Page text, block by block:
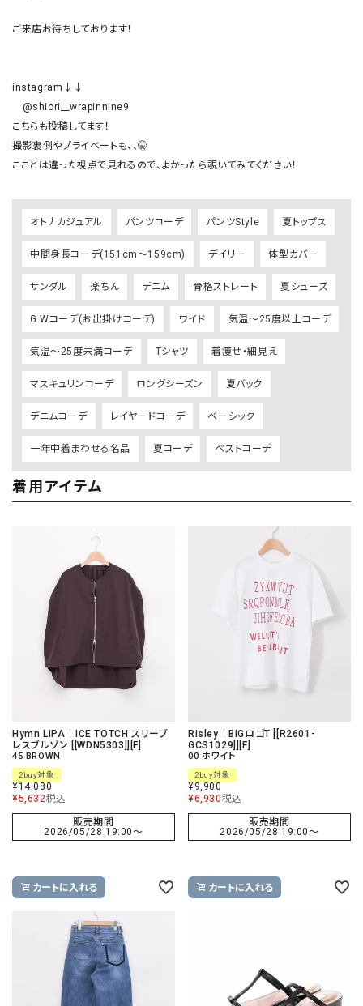
ご来店お待ちしております！
instagram↓↓
@shiori__wrapinnine9
こちらも投稿してます！
撮影裏側やプライベートも、、🤫
オトナカジュアル パンツコーデ パンツStyle 夏トップス
中間身長コーデ(151cm～159cm) デイリー 体型カバー
サンダル 楽ちん デニム 骨格ストレート 夏シューズ
G.Wコーデ(お出掛けコーデ) ワイド 気温～25度以上コーデ
気温～25度未満コーデ Tシャツ 着痩せ・細見え
マスキュリンコーデ ロングシーズン 夏バック
デニムコーデ レイヤードコーデ ベーシック
一年中着まわせる名品 夏コーデ ベストコーデ
着用アイテム
Hymn LIPA｜ICE TOTCH スリーブ
レスブルゾン [[WDN5303]][F]
45 BROWN
2buy対象
¥14,080
¥5,632税込
販売期間
2026/05/28 19:00〜
カートに入れる
Risley｜BIGロゴT [[R2601-
GCS1029]][F]
00 ホワイト
2buy対象
¥9,900
¥6,930税込
販売期間
2026/05/28 19:00〜
カートに入れる